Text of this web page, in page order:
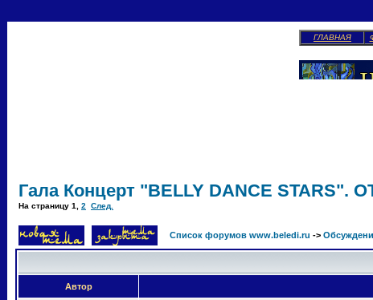
ГЛАВНАЯ
Гала Концерт "BELLY DANCE STARS".
На страницу 1 2 След.
Список форумов www.beledi.ru ->
Автор